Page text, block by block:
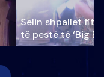
Selin shpallet
të pestë të ‘Big